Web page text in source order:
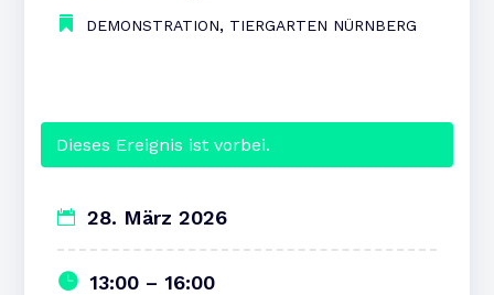
DEMONSTRATION, TIERGARTEN NÜRNBERG
Dieses Ereignis ist vorbei.
28. März 2026
13:00 – 16:00